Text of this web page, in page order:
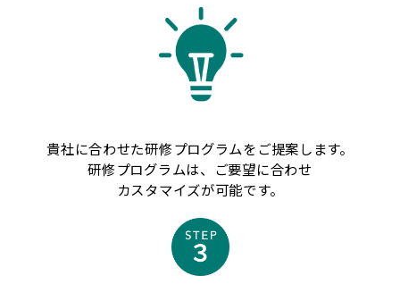
貴社に合わせた研修プログラムをご提案します。
研修プログラムは、ご要望に合わせ
カスタマイズが可能です。